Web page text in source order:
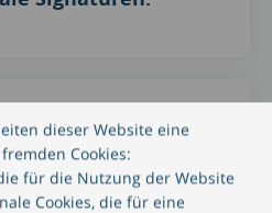
dieser Website eine
Cookies:
für die Nutzung der Website
Cookies, die für eine